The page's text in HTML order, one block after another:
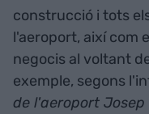
construcció i tots
l'aeroport, així com
negocis al voltant
exemple, segons
de l'aeroport